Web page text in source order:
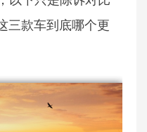
三款车到底哪个更